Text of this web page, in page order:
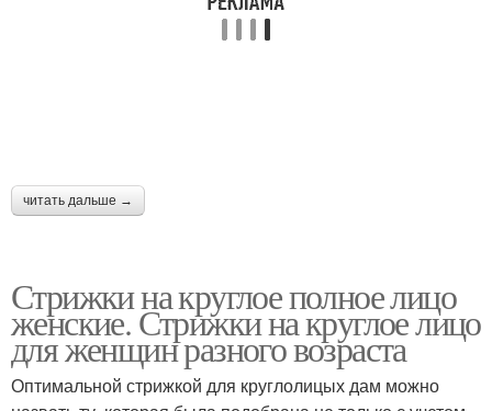
читать дальше →
Стрижки на круглое полное лицо
женские. Стрижки на круглое лицо
для женщин разного возраста
Оптимальной стрижкой для круглолицых дам можно